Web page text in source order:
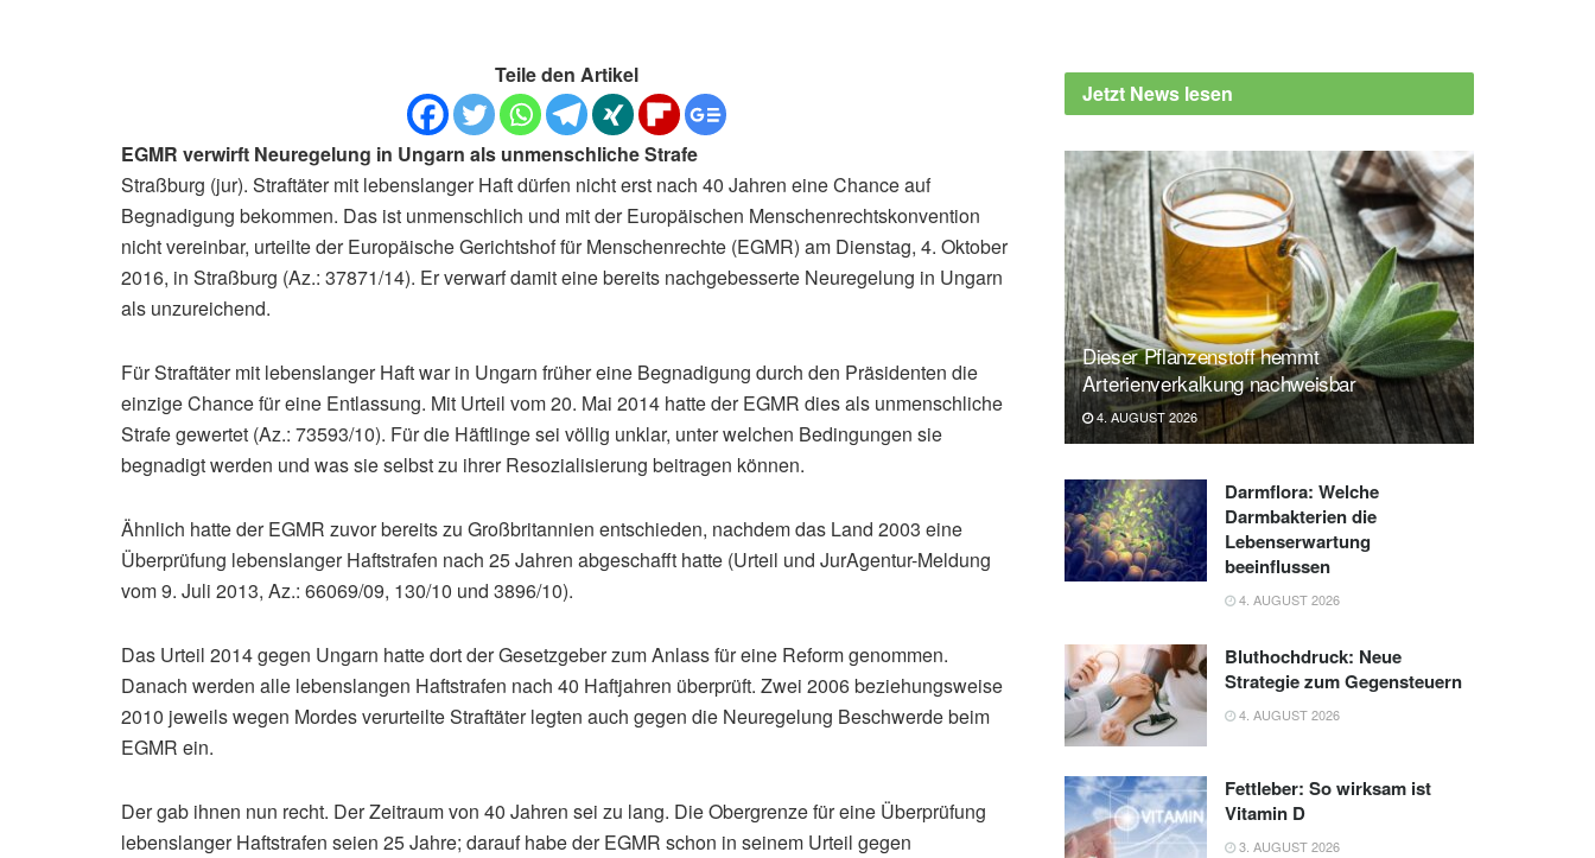
Teile den Artikel
EGMR verwirft Neuregelung in Ungarn als unmenschliche Strafe
Straßburg (jur). Straftäter mit lebenslanger Haft dürfen nicht erst nach 40 Jahren eine Chance auf
Begnadigung bekommen. Das ist unmenschlich und mit der Europäischen Menschenrechtskonvention
nicht vereinbar, urteilte der Europäische Gerichtshof für Menschenrechte (EGMR) am Dienstag, 4. Oktober
2016, in Straßburg (Az.: 37871/14). Er verwarf damit eine bereits nachgebesserte Neuregelung in Ungarn
als unzureichend.
Für Straftäter mit lebenslanger Haft war in Ungarn früher eine Begnadigung durch den Präsidenten die
einzige Chance für eine Entlassung. Mit Urteil vom 20. Mai 2014 hatte der EGMR dies als unmenschliche
Strafe gewertet (Az.: 73593/10). Für die Häftlinge sei völlig unklar, unter welchen Bedingungen sie
begnadigt werden und was sie selbst zu ihrer Resozialisierung beitragen können.
Ähnlich hatte der EGMR zuvor bereits zu Großbritannien entschieden, nachdem das Land 2003 eine
Überprüfung lebenslanger Haftstrafen nach 25 Jahren abgeschafft hatte (Urteil und JurAgentur-Meldung
vom 9. Juli 2013, Az.: 66069/09, 130/10 und 3896/10).
Das Urteil 2014 gegen Ungarn hatte dort der Gesetzgeber zum Anlass für eine Reform genommen.
Danach werden alle lebenslangen Haftstrafen nach 40 Haftjahren überprüft. Zwei 2006 beziehungsweise
2010 jeweils wegen Mordes verurteilte Straftäter legten auch gegen die Neuregelung Beschwerde beim
EGMR ein.
Der gab ihnen nun recht. Der Zeitraum von 40 Jahren sei zu lang. Die Obergrenze für eine Überprüfung
lebenslanger Haftstrafen seien 25 Jahre; darauf habe der EGMR schon in seinem Urteil gegen
Jetzt News lesen
Dieser Pflanzenstoff hemmt
Arterienverkalkung nachweisbar
4. AUGUST 2026
Darmflora: Welche
Darmbakterien die
Lebenserwartung
beeinflussen
4. AUGUST 2026
Bluthochdruck: Neue
Strategie zum Gegensteuern
4. AUGUST 2026
Fettleber: So wirksam ist
Vitamin D
3. AUGUST 2026